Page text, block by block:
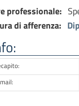
professionale:
di afferenza: